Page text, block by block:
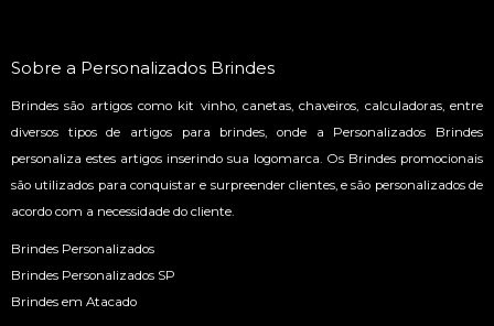
Sobre a Personalizados Brindes
Brindes são artigos como kit vinho, canetas, chaveiros, calculadoras, entre
diversos tipos de artigos para brindes, onde a Personalizados Brindes
personaliza estes artigos inserindo sua logomarca. Os Brindes promocionais
são utilizados para conquistar e surpreender clientes, e são personalizados de
acordo com a necessidade do cliente.
Brindes Personalizados
Brindes Personalizados SP
Brindes em Atacado